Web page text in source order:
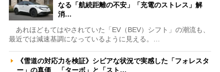
なる「航続距離の不安」「充電のストレス」解
消…
あれほどもてはやされていた「EV（BEV）シフト」の潮流も、
最近では減速基調になっているように見える。…
《雪道の対応力を検証》シビアな状況で実感した「フォレスタ
ー」の真価 「ターボ」と「スト…